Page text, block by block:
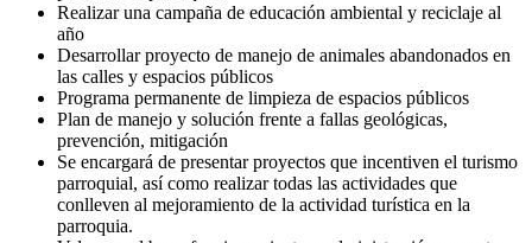
Realizar una campaña de educación ambiental y reciclaje al
año
Desarrollar proyecto de manejo de animales abandonados en
las calles y espacios públicos
Programa permanente de limpieza de espacios públicos
Plan de manejo y solución frente a fallas geológicas,
prevención, mitigación
Se encargará de presentar proyectos que incentiven el turismo
parroquial, así como realizar todas las actividades que
conlleven al mejoramiento de la actividad turística en la
parroquia.